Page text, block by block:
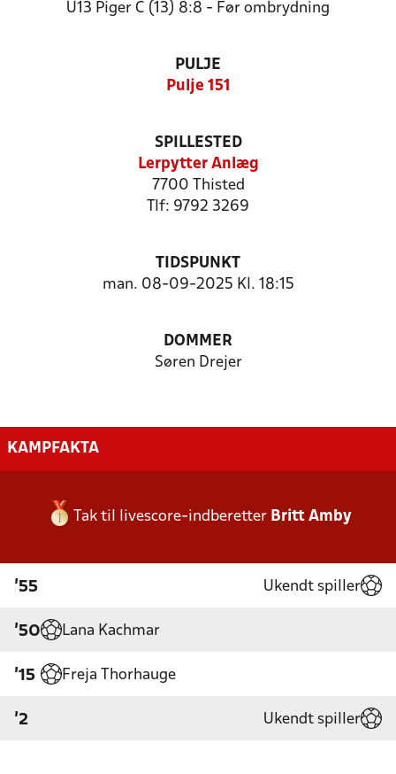
U13 Piger C (13) 8:8 - Før ombrydning
PULJE
Pulje 151
SPILLESTED
Lerpytter Anlæg
7700 Thisted
Tlf: 9792 3269
TIDSPUNKT
man. 08-09-2025 Kl. 18:15
DOMMER
Søren Drejer
KAMPFAKTA
Tak til livescore-indberetter Britt Amby
'55 Ukendt spiller
'50 Lana Kachmar
'15 Freja Thorhauge
'2 Ukendt spiller